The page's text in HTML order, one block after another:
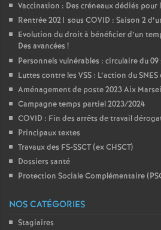
Vaccination : Des créneaux dédiés pour
Rentrée 2021 sous COVID : Saison 2
Evolution du droit à bénéficier d’un
Des avancées !
Personnels vulnérables : circulaire du
Luttes contre les VSS : L’action du SNES
Aménagement de poste 2023 Aix
Campagne temps partiel 2023/2024
COVID : Fin des arrêts de travail
Principaux textes
Travaux des FS-SSCT (ex CHSCT)
Dossiers santé
Protection Sociale Complémentaire
NOS CATÉGORIES
Stagiaires